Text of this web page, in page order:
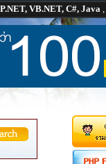
VB.NET, C#, Java ,